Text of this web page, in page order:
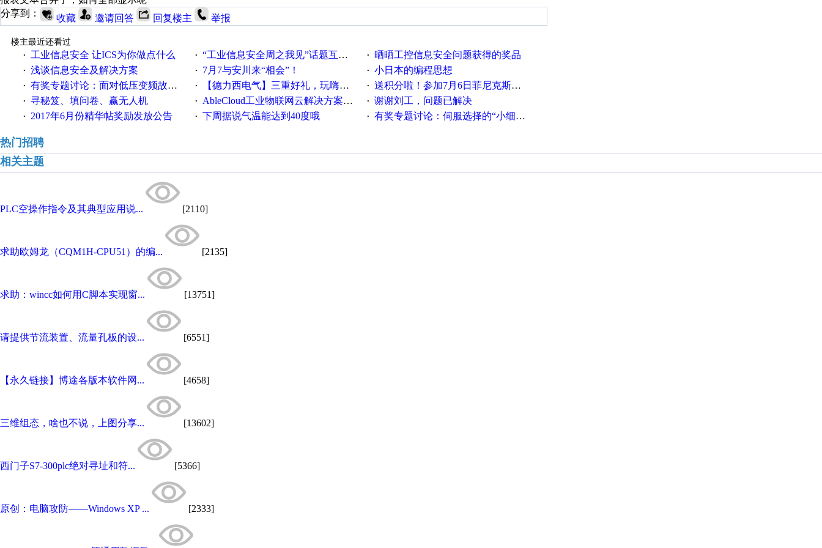
分享到：
收藏 邀请回答 回复楼主 举报
楼主最近还看过
·
工业信息安全 让ICS为你做点什么 · “工业信息安全周之我见”话题互动获奖名单发布公告 · 晒晒工控信息安全问题获得的奖品
· 浅谈信息安全及解决方案 · 7月7与安川来“相会”！ · 小日本的编程思想
· 有奖专题讨论：面对低压变频故障，老手是这样解决的！ · 【德力西电气】三重好礼，玩嗨夏日！ · 送积分啦！参加7月6日菲尼克斯在线研讨会即得
· 寻秘笈、填问卷、赢无人机 · AbleCloud工业物联网云解决方案实践及应用 · 谢谢刘工，问题已解决
· 2017年6月份精华帖奖励发放公告 · 下周据说气温能达到40度哦 · 有奖专题讨论：伺服选择的“小细节大学问”奖励公告
热门招聘
相关主题
PLC空操作指令及其典型应用说... [2110]
求助欧姆龙（CQM1H-CPU51）的编... [2135]
求助：wincc如何用C脚本实现窗... [13751]
请提供节流装置、流量孔板的设... [6551]
【永久链接】博途各版本软件网... [4658]
三维组态，啥也不说，上图分享... [13602]
西门子S7-300plc绝对寻址和符... [5366]
原创：电脑攻防——Windows XP ... [2333]